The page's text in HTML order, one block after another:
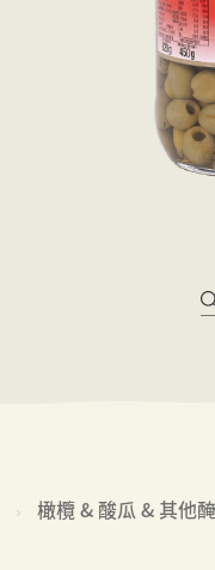
橄欖 & 酸瓜 & 其他